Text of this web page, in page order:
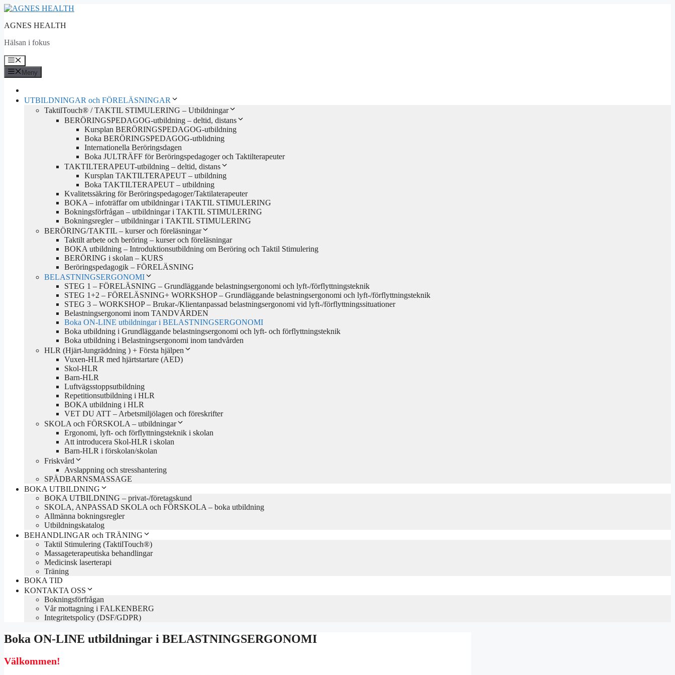
Hoppa
innehåll
AGNES HEALTH
Hälsan i fokus
Meny
Meny
UTBILDNINGAR och FÖRELÄSNINGAR
TaktilTouch® / TAKTIL STIMULERING – Utbildningar
BERÖRINGSPEDAGOG-utbildning – deltid, distans
Kursplan BERÖRINGSPEDAGOG-utbildning
Boka BERÖRINGSPEDAGOG-utblidning
Internationella Beröringsdagen
Boka JULTRÄFF för Beröringspedagoger och Taktilterapeuter
TAKTILTERAPEUT-utbildning – deltid, distans
Kursplan TAKTILTERAPEUT – utbildning
Boka TAKTILTERAPEUT – utbildning
Kvalitetssäkring för Beröringspedagoger/Taktilaterapeuter
BOKA – infoträffar om utbildningar i TAKTIL STIMULERING
Bokningsförfrågan – utbildningar i TAKTIL STIMULERING
Bokningsregler – utbildningar i TAKTIL STIMULERING
BERÖRING/TAKTIL – kurser och föreläsningar
Taktilt arbete och beröring – kurser och föreläsningar
BOKA utbildning – Introduktionsutbildning om Beröring och Taktil Stimulering
BERÖRING i skolan – KURS
Beröringspedagogik – FÖRELÄSNING
BELASTNINGSERGONOMI
STEG 1 – FÖRELÄSNING – Grundläggande belastningsergonomi och lyft-/förflyttningsteknik
STEG 1+2 – FÖRELÄSNING+ WORKSHOP – Grundläggande belastningsergonomi och lyft-/förflyttningsteknik
STEG 3 – WORKSHOP – Brukar-/Klientanpassad belastningsergonomi vid lyft-/förflyttningssituationer
Belastningsergonomi inom TANDVÅRDEN
Boka ON-LINE utbildningar i BELASTNINGSERGONOMI
Boka utbildning i Grundläggande belastningsergonomi och lyft- och förflyttningsteknik
Boka utbildning i Belastningsergonomi inom tandvården
HLR (Hjärt-lungräddning ) + Första hjälpen
Vuxen-HLR med hjärtstartare (AED)
Skol-HLR
Barn-HLR
Luftvägsstoppsutbildning
Repetitionsutbildning i HLR
BOKA utbildning i HLR
VET DU ATT – Arbetsmiljölagen och föreskrifter
SKOLA och FÖRSKOLA – utbildningar
Ergonomi, lyft- och förflyttningsteknik i skolan
Att introducera Skol-HLR i skolan
Barn-HLR i förskolan/skolan
Friskvård
Avslappning och stresshantering
SPÄDBARNSMASSAGE
BOKA UTBILDNING
BOKA UTBILDNING – privat-/företagskund
SKOLA, ANPASSAD SKOLA och FÖRSKOLA – boka utbildning
Allmänna bokningsregler
Utbildningskatalog
BEHANDLINGAR och TRÄNING
Taktil Stimulering (TaktilTouch®)
Massageterapeutiska behandlingar
Medicinsk laserterapi
Träning
BOKA TID
KONTAKTA OSS
Bokningsförfrågan
Vår mottagning i FALKENBERG
Integritetspolicy (DSF/GDPR)
Boka ON-LINE utbildningar i BELASTNINGSERGONOMI
Välkommen!